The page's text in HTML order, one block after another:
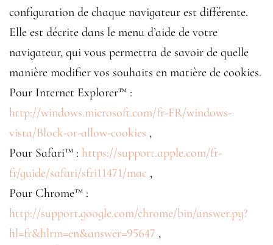
configuration de chaque navigateur est différente.
Elle est décrite dans le menu d’aide de votre
navigateur, qui vous permettra de savoir de quelle
manière modifier vos souhaits en matière de cookies.
Pour Internet Explorer™ :
http://windows.microsoft.com/fr-FR/windows-
vista/Block-or-allow-cookies ,
Pour Safari™ : https://support.apple.com/fr-
fr/guide/safari/sfri11471/mac ,
Pour Chrome™ :
http://support.google.com/chrome/bin/answer.py?
hl=fr&hlrm=en&answer=95647 ,